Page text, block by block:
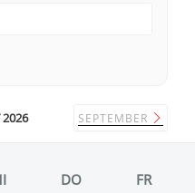
2026 SEPTEMBER
DO FR